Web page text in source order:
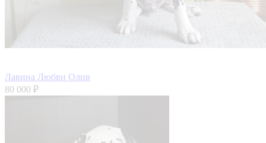
Лавина Любви Олив
80 000 ₽